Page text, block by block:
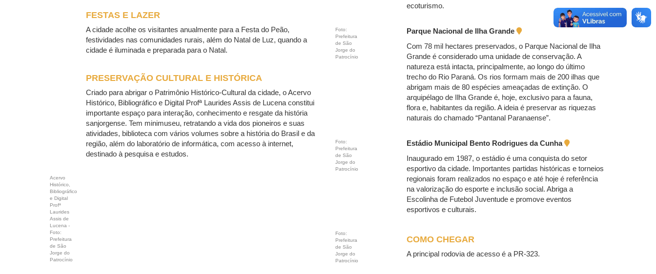
FESTAS E LAZER
A cidade acolhe os visitantes anualmente para a Festa do Peão,
festividades nas comunidades rurais, além do Natal de Luz, quando a
cidade é iluminada e preparada para o Natal.
PRESERVAÇÃO CULTURAL E HISTÓRICA
Criado para abrigar o Patrimônio Histórico-Cultural da cidade, o Acervo
Histórico, Bibliográfico e Digital Profª Laurides Assis de Lucena constitui
importante espaço para interação, conhecimento e resgate da história
sanjorgense. Tem minimuseu, retratando a vida dos pioneiros e suas
atividades, biblioteca com vários volumes sobre a história do Brasil e da
região, além do laboratório de informática, com acesso à internet,
destinado à pesquisa e estudos.
Acervo
Histórico,
Bibliográfico
e Digital
Profª
Laurides
Assis de
Lucena -
Foto:
Prefeitura
de São
Jorge do
Patrocínio
ecoturismo.
Foto:
Prefeitura
de São
Jorge do
Patrocínio
Parque Nacional de Ilha Grande
Com 78 mil hectares preservados, o Parque Nacional de Ilha
Grande é considerado uma unidade de conservação. A
natureza está intacta, principalmente, ao longo do último
trecho do Rio Paraná. Os rios formam mais de 200 ilhas que
abrigam mais de 80 espécies ameaçadas de extinção. O
arquipélago de Ilha Grande é, hoje, exclusivo para a fauna,
flora e, habitantes da região. A ideia é preservar as riquezas
naturais do chamado “Pantanal Paranaense”.
Foto:
Prefeitura
de São
Jorge do
Patrocínio
Estádio Municipal Bento Rodrigues da Cunha
Inaugurado em 1987, o estádio é uma conquista do setor
esportivo da cidade. Importantes partidas históricas e torneios
regionais foram realizados no espaço e até hoje é referência
na valorização do esporte e inclusão social. Abriga a
Escolinha de Futebol Juventude e promove eventos
esportivos e culturais.
Foto:
Prefeitura
de São
Jorge do
Patrocínio
COMO CHEGAR
A principal rodovia de acesso é a PR-323.